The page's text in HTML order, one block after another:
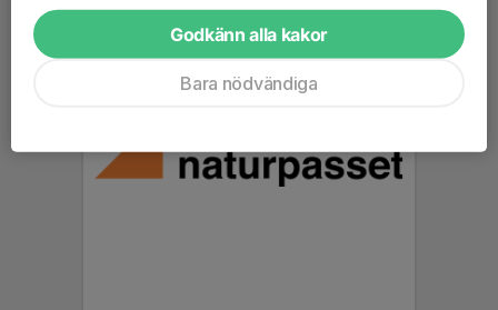
Godkänn alla kakor
Bara nödvändiga